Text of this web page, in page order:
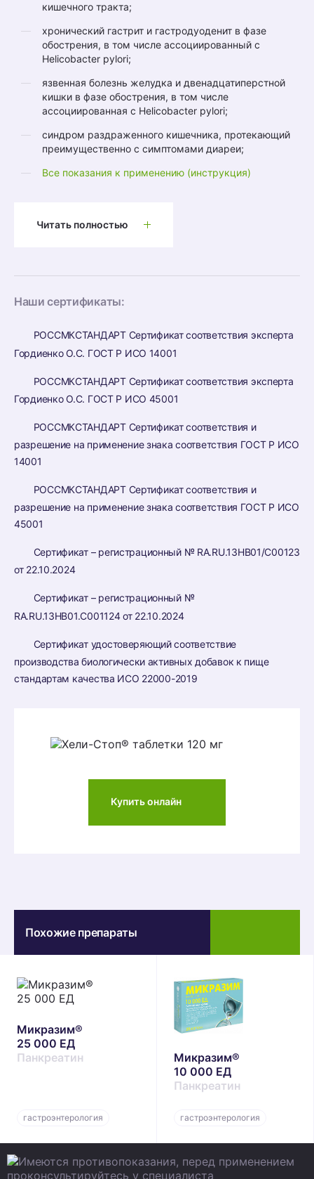
кишечного тракта;
хронический гастрит и гастродуоденит в фазе
обострения, в том числе ассоциированный с
Helicobacter pylori;
язвенная болезнь желудка и двенадцатиперстной
кишки в фазе обострения, в том числе
ассоциированная с Helicobacter pylori;
синдром раздраженного кишечника, протекающий
преимущественно с симптомами диареи;
Все показания к применению (инструкция)
Читать полностью
Наши сертификаты:
РОССМКСТАНДАРТ Сертификат соответствия эксперта
Гордиенко О.С. ГОСТ Р ИСО 14001
РОССМКСТАНДАРТ Сертификат соответствия эксперта
Гордиенко О.С. ГОСТ Р ИСО 45001
РОССМКСТАНДАРТ Сертификат соответствия и
разрешение на применение знака соответствия ГОСТ Р ИСО
14001
РОССМКСТАНДАРТ Сертификат соответствия и
разрешение на применение знака соответствия ГОСТ Р ИСО
45001
Сертификат – регистрационный № RA.RU.13HB01/C00123
от 22.10.2024
Сертификат – регистрационный №
RA.RU.13HB01.C001124 от 22.10.2024
Сертификат удостоверяющий соответствие
производства биологически активных добавок к пище
стандартам качества ИСО 22000-2019
Купить онлайн
Похожие препараты
Микразим®
25 000 ЕД
Панкреатин
гастроэнтерология
Микразим®
10 000 ЕД
Панкреатин
гастроэнтерология